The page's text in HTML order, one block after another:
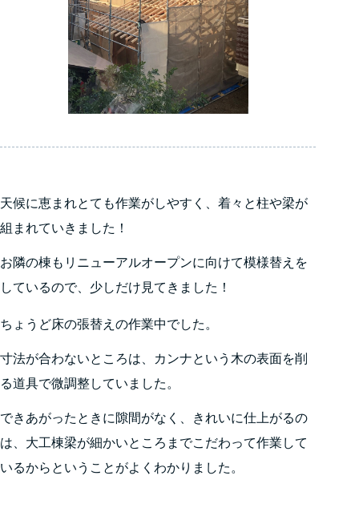
天候に恵まれとても作業がしやすく、着々と柱や梁が
組まれていきました！
お隣の棟もリニューアルオープンに向けて模様替えを
しているので、少しだけ見てきました！
ちょうど床の張替えの作業中でした。
寸法が合わないところは、カンナという木の表面を削
る道具で微調整していました。
できあがったときに隙間がなく、きれいに仕上がるの
は、大工棟梁が細かいところまでこだわって作業して
いるからということがよくわかりました。